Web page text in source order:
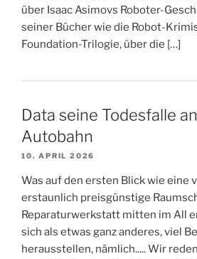
über Isaac Asimovs Roboter-
seiner Bücher wie die Robot-
Foundation-Trilogie, über die […]
Data seine Todesfalle
Autobahn
10. APRIL 2026
Was auf den ersten Blick wie eine
erstaunlich preisgünstige
Reparaturwerkstatt mitten im All
sich als etwas ganz anderes, viel
herausstellen, nämlich..... Wir